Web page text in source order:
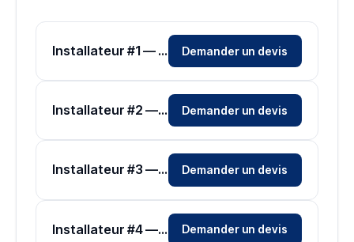
Installateur #1 — Zone Hérault Demander un devis
Installateur #2 — Zone Hérault Demander un devis
Installateur #3 — Zone Hérault Demander un devis
Installateur #4 — Zone Hérault Demander un devis